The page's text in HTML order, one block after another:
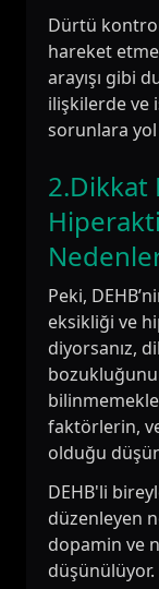
Dürtü
hareket etme
arayışı gibi
ilişkilerde ve
sorunlara yol
2.Dikkat
Peki,
eksikliği ve
diyorsanız,
faktörlerin,
olduğu
DEHB'li
düzenleyen
dopamin ve